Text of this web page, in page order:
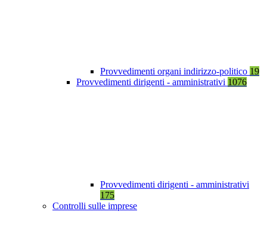
Provvedimenti organi indirizzo-politico 19
Provvedimenti dirigenti - amministrativi 1076
Provvedimenti dirigenti - amministrativi
175
Controlli sulle imprese